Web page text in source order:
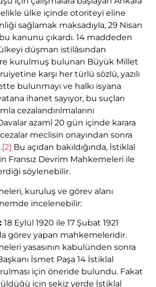
ülke içinde otoriteyi eline
sağlamak maksadıyla, 29 Nisan
kanunu çıkardı. 14 maddeden
düşman istilâsından
kurulmuş bulunan Büyük Millet
karşı her türlü sözlü, yazılı
bulunmayı ve halkı isyana
ihanet sayıyor, bu suçları
cezalandırılmalarını
azamî 20 gün içinde karara
meclisin onayından sonra
[2] Bu açıdan bakıldığında, İstiklal
Fransız Devrim Mahkemeleri ile
söylenebilir.
kuruluş ve görev alanı
incelenebilir:
18 Eylül 1920 ile 17 Şubat 1921
görev yapan mahkemeleridir.
yasasının kabulünden sonra
İsmet Paşa 14 İstiklal
için öneride bulundu. Fakat
için sekiz yerde İstiklal